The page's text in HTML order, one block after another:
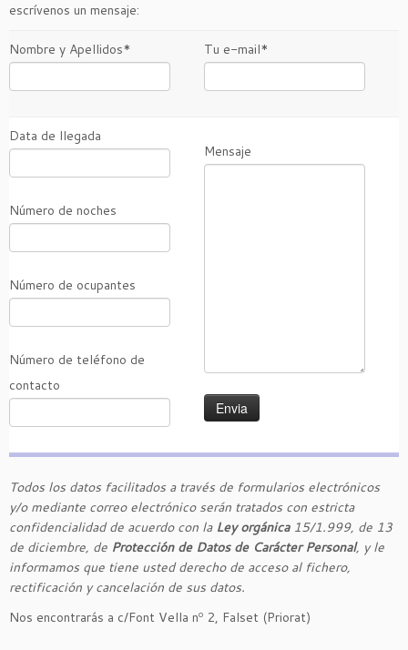
escrívenos un mensaje:
Nombre y Apellidos* Tu e-mail*
Data de llegada
Número de noches
Número de ocupantes
Número de teléfono de
contacto
Mensaje
Todos los datos facilitados a través de formularios electrónicos
y/o mediante correo electrónico serán tratados con estricta
confidencialidad de acuerdo con la Ley orgánica15/1.999, de 13
de diciembre, de Protección de Datos de Carácter Personal, y le
informamos que tiene usted derecho de acceso al fichero,
rectificación y cancelación de sus datos.
Nos encontrarás a c/Font Vella nº 2, Falset (Priorat)